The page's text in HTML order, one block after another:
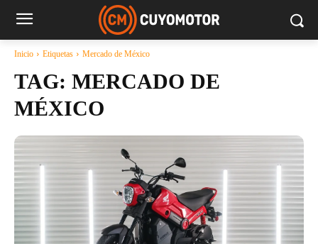
Inicio Etiquetas Mercado de México
TAG: MERCADO DE
MÉXICO